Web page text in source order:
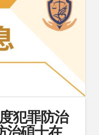
犯罪防治